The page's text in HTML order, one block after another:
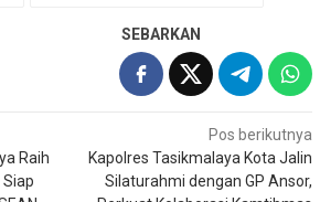
SEBARKAN
Raih
Pos berikutnya
Kapolres Tasikmalaya Kota Jalin
Silaturahmi dengan GP Ansor,